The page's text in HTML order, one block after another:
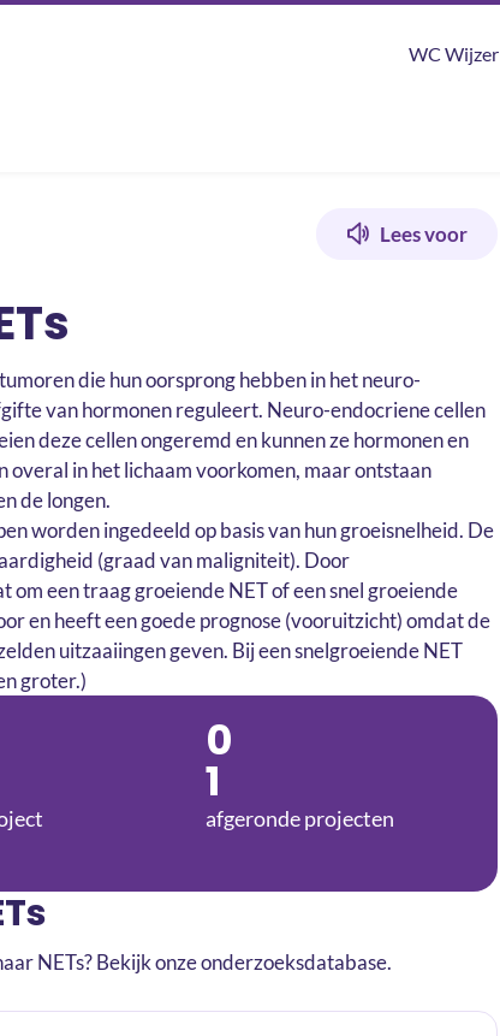
WC Wijzer
Lees voor
die hun oorsprong hebben in het neuro-
van hormonen reguleert. Neuro-endocriene cellen
deze cellen ongeremd en kunnen ze hormonen en
in het lichaam voorkomen, maar ontstaan
de longen.
worden ingedeeld op basis van hun groeisnelheid. De
(graad van maligniteit). Door
een traag groeiende NET of een snel groeiende
en heeft een goede prognose (vooruitzicht) omdat de
uitzaaiingen geven. Bij een snelgroeiende NET
groter.)
0
1
afgeronde projecten
NETs? Bekijk onze onderzoeksdatabase.